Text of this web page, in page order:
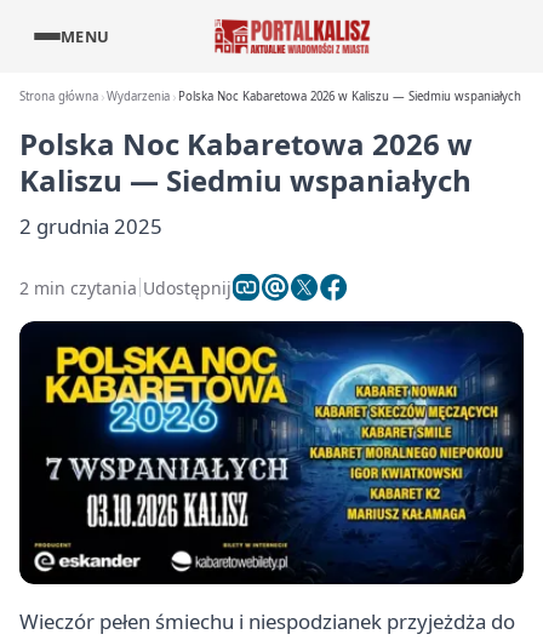
MENU
Strona główna Wydarzenia Polska Noc Kabaretowa 2026 w Kaliszu — Siedmiu wspaniałych
Polska Noc Kabaretowa 2026 w
Kaliszu — Siedmiu wspaniałych
2 grudnia 2025
2 min czytania Udostępnij
Wieczór pełen śmiechu i niespodzianek przyjeżdża do